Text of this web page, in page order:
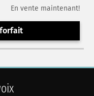
En vente maintenant!